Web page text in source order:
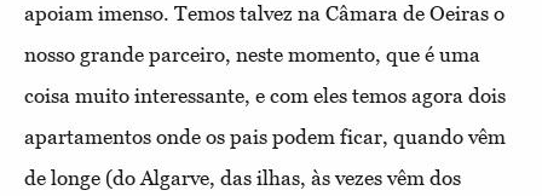
apoiam imenso. Temos talvez na Câmara de Oeiras o
nosso grande parceiro, neste momento, que é uma
coisa muito interessante, e com eles temos agora dois
apartamentos onde os pais podem ficar, quando vêm
de longe (do Algarve, das ilhas, às vezes vêm dos